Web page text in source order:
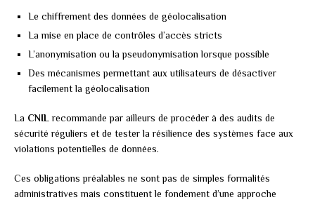
Le chiffrement des données de géolocalisation
La mise en place de contrôles d’accès stricts
L’anonymisation ou la pseudonymisation lorsque possible
Des mécanismes permettant aux utilisateurs de désactiver
facilement la géolocalisation
La CNIL recommande par ailleurs de procéder à des audits de
sécurité réguliers et de tester la résilience des systèmes face aux
violations potentielles de données.
Ces obligations préalables ne sont pas de simples formalités
administratives mais constituent le fondement d’une approche